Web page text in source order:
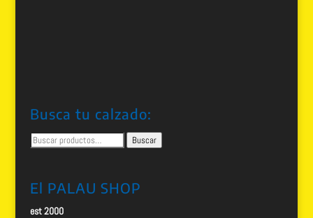
Busca tu calzado:
Buscar
por:
Buscar
El PALAU SHOP
est 2000